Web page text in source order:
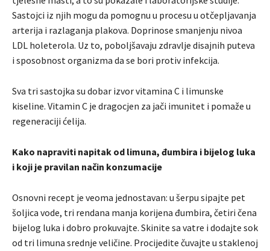
Sastojci iz njih mogu da pomognu u procesu u otčepljavanja
arterija i razlaganja plakova. Doprinose smanjenju nivoa
LDL holeterola. Uz to, poboljšavaju zdravlje disajnih puteva
i sposobnost organizma da se bori protiv infekcija.
Sva tri sastojka su dobar izvor vitamina C i limunske
kiseline. Vitamin C je dragocjen za jači imunitet i pomaže u
regeneraciji ćelija.
Kako napraviti napitak od limuna, đumbira i bijelog luka
i koji je pravilan način konzumacije
Osnovni recept je veoma jednostavan: u šerpu sipajte pet
šoljica vode, tri rendana manja korijena đumbira, četiri čena
bijelog luka i dobro prokuvajte. Skinite sa vatre i dodajte sok
od tri limuna srednje veličine. Procijedite čuvajte u staklenoj